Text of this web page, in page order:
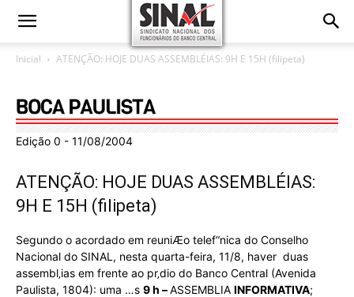
Inicial ATENÇÃO: HOJE DUAS ASSEMBLÉIAS: 9H E 15H (filipeta)
Edição 0 - 11/08/2004
ATENÇÃO: HOJE DUAS ASSEMBLÉIAS:
9H E 15H (filipeta)
Segundo o acordado em reuniÆo telef“nica do Conselho
Nacional do SINAL, nesta quarta-feira, 11/8, haver duas
assembl‚ias em frente ao pr‚dio do Banco Central (Avenida
Paulista, 1804): uma …s 9 h –ASSEMBLIA INFORMATIVA;